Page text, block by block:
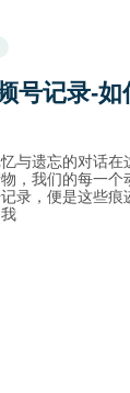
号记录-
与遗忘的对话在
，我们的每一个
录，便是这些痕